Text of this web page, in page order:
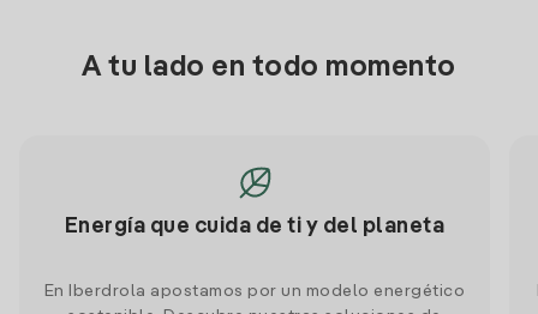
A tu lado en todo momento
Energía que cuida de ti y del planeta
En Iberdrola apostamos por un modelo energético